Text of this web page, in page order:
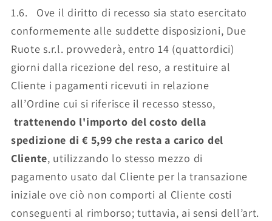
1.6. Ove il diritto di recesso sia stato esercitato
conformemente alle suddette disposizioni, Due
Ruote s.r.l. provvederà, entro 14 (quattordici)
giorni dalla ricezione del reso, a restituire al
Cliente i pagamenti ricevuti in relazione
all’Ordine cui si riferisce il recesso stesso,
trattenendo l'importo del costo della
spedizione di € 5,99 che resta a carico del
Cliente, utilizzando lo stesso mezzo di
pagamento usato dal Cliente per la transazione
iniziale ove ciò non comporti al Cliente costi
conseguenti al rimborso; tuttavia, ai sensi dell’art.